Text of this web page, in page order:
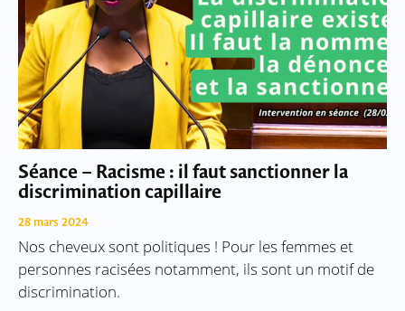
Séance – Racisme : il faut sanctionner la
discrimination capillaire
28 mars 2024
Nos cheveux sont politiques ! Pour les femmes et
personnes racisées notamment, ils sont un motif de
discrimination.